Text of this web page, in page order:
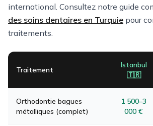
international. Consultez notre guide
des soins dentaires en Turquie pour
traitements.
Traitement
Istanbul
🇹🇷
Orthodontie bagues
métalliques (complet)
1 500–3
000 €